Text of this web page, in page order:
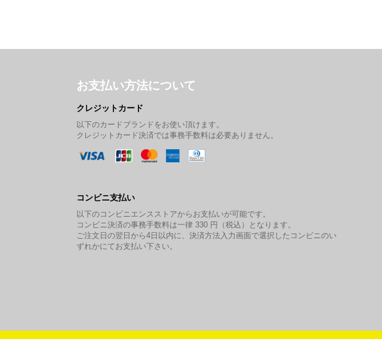
お支払い方法について
クレジットカード
以下のカードブランドをお使い頂けます。
クレジットカード決済では事務手数料は必要ありません。
コンビニ支払い
以下のコンビニエンスストアからお支払いが可能です。
コンビニ決済の事務手数料は一律 330 円（税込）となります。
ご注文日の翌日から4日以内に、決済方法入力画面で選択したコンビニのい
ずれかにてお支払い下さい。